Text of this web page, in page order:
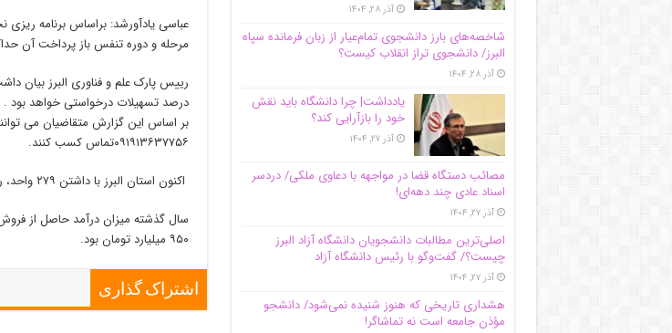
مرحله و دوره تنفس باز پرداخت آن
درصد تسهیلات درخواستی خواهد بود .
۰۹۱۹۱۳۶۳۷۷۵۶تماس کسب کنند.
اکنون استان البرز با داشتن ۲۷۹ واحد، رتبه چهارم کشور در تعداد شرکت‌های دانش بنیان دارد.
سال گذشته میزان درآمد حاصل از
۹۵۰ میلیارد تومان بود.
اشتراک گذاری
آذر ۲۸, ۱۴۰۴
شاخصه‌های بارز دانشجوی تمام‌عیار از زبان فرمانده سپاه
البرز/ دانشجوی تراز انقلاب کیست؟
آذر ۲۸, ۱۴۰۴
یادداشت| چرا دانشگاه باید نقش
خود را بازآرایی کند؟
آذر ۲۷, ۱۴۰۴
مصائب دستگاه قضا در مواجهه با دعاوی ملکی/ دردسر
اسناد عادی چند‌ دهه‌ای!
آذر ۲۷, ۱۴۰۴
اصلی‌ترین مطالبات دانشجویان دانشگاه آزاد البرز
چیست؟/ گفت‌وگو با رئیس دانشگاه آز‌اد
آذر ۲۷, ۱۴۰۴
هشداری تاریخی که هنوز شنیده نمی‌شود/ دانشجو
مؤذن جامعه است نه تماشاگر!